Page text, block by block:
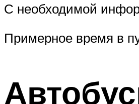
С необходимой
Примерное время в